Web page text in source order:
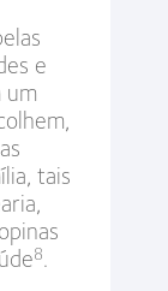
e
tais
8.